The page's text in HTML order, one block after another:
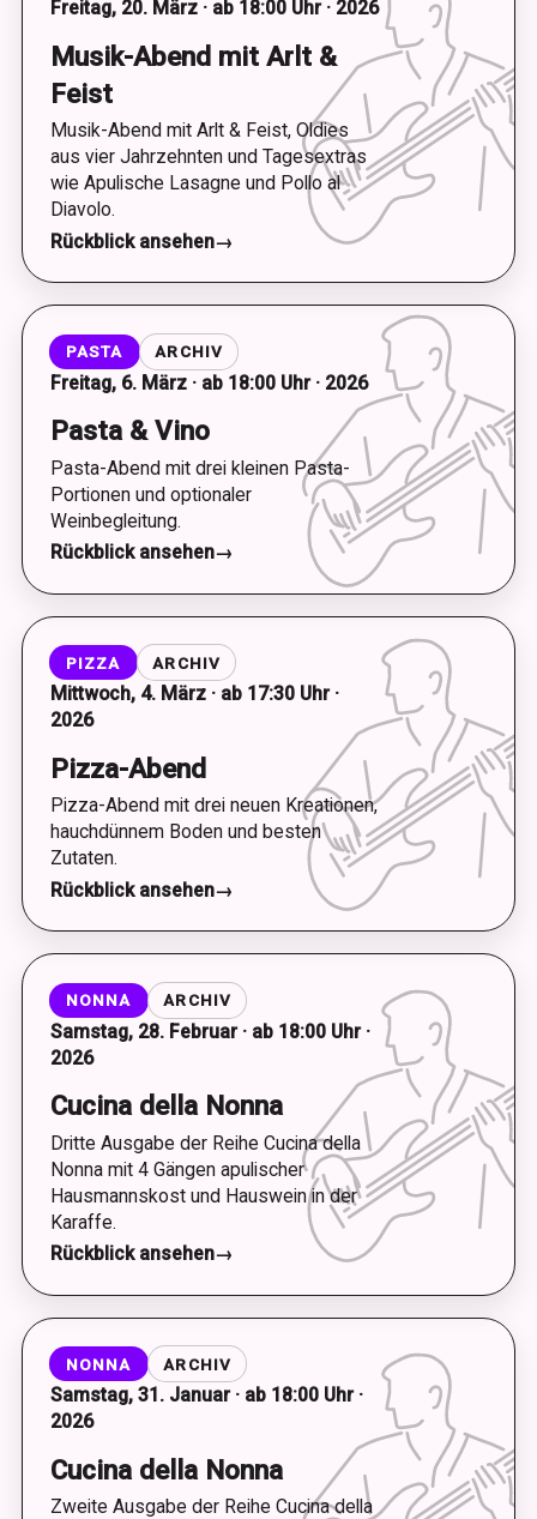
Freitag, 20. März · ab 18:00 Uhr · 2026
Musik-Abend mit Arlt &
Feist
Musik-Abend mit Arlt & Feist, Oldies
aus vier Jahrzehnten und Tagesextras
wie Apulische Lasagne und Pollo al
Diavolo.
Rückblick ansehen→
PASTA ARCHIV
Freitag, 6. März · ab 18:00 Uhr · 2026
Pasta & Vino
Pasta-Abend mit drei kleinen Pasta-
Portionen und optionaler
Weinbegleitung.
Rückblick ansehen→
PIZZA ARCHIV
Mittwoch, 4. März · ab 17:30 Uhr ·
2026
Pizza-Abend
Pizza-Abend mit drei neuen Kreationen,
hauchdünnem Boden und besten
Zutaten.
Rückblick ansehen→
NONNA ARCHIV
Samstag, 28. Februar · ab 18:00 Uhr ·
2026
Cucina della Nonna
Dritte Ausgabe der Reihe Cucina della
Nonna mit 4 Gängen apulischer
Hausmannskost und Hauswein in der
Karaffe.
Rückblick ansehen→
NONNA ARCHIV
Samstag, 31. Januar · ab 18:00 Uhr ·
2026
Cucina della Nonna
Zweite Ausgabe der Reihe Cucina della